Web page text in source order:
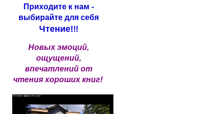
Приходите к нам -
выбирайте для себя
Чтение!!!
Новых эмоций,
ощущений,
впечатлений от
чтения хороших книг!